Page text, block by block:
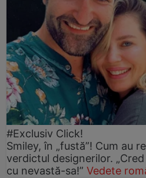
#Exclusiv Click!
Smiley, în „fustă”! Cum au
verdictul designerilor.
cu nevastă-sa!” Vedete